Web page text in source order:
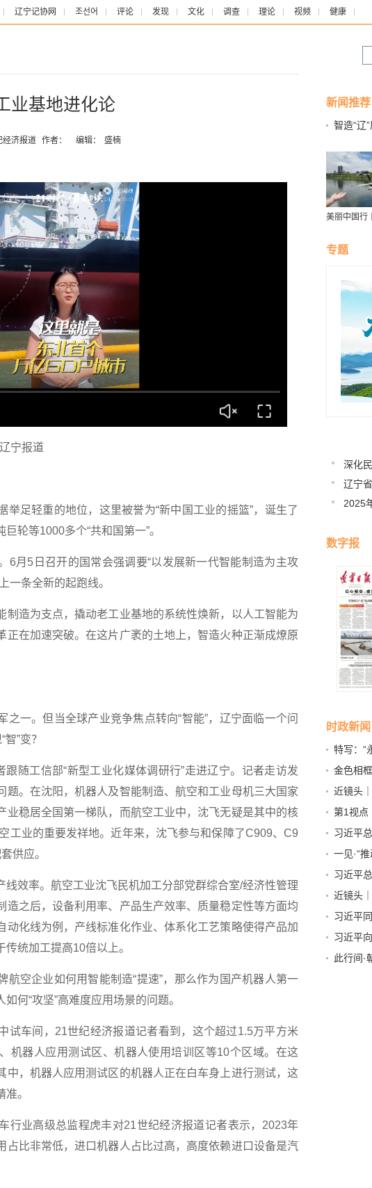
辽宁记协网 조선어 评论 发现 文化 调查 理论 视频 健康
业基地进化论
经济报道 作者： 编辑： 盛楠
宁报道
足轻重的地位，这里被誉为“新中国工业的摇篮”，诞生了
轮等1000多个“共和国第一”。
5日召开的国常会强调要“以发展新一代智能制造为主攻
一条全新的起跑线。
造为支点，撬动老工业基地的系统性焕新，以人工智能为
正在加速突破。在这片广袤的土地上，智造火种正渐成燎原
一。但当全球产业竞争焦点转向“智能”，辽宁面临一个问
”变？
工信部“新型工业化媒体调研行”走进辽宁。记者走访发
题。在沈阳，机器人及智能制造、航空和工业母机三大国家
业稳居全国第一梯队，而航空工业中，沈飞无疑是其中的核
工业的重要发祥地。近年来，沈飞参与和保障了C909、C9
供应。
效率。航空工业沈飞民机加工分部党群综合室/经济性管理
造之后，设备利用率、产品生产效率、质量稳定性等方面均
动化线为例，产线标准化作业、体系化工艺策略使得产品加
统加工提高10倍以上。
空企业如何用智能制造“提速”，那么作为国产机器人第一
何“攻坚”高难度应用场景的问题。
车间，21世纪经济报道记者看到，这个超过1.5万平方米
机器人应用测试区、机器人使用培训区等10个区域。在这
中，机器人应用测试区的机器人正在白车身上进行测试，这
。
业高级总监程虎丰对21世纪经济报道记者表示，2023年
占比非常低，进口机器人占比过高，高度依赖进口设备是汽
新闻推荐
智造“辽
美丽中国行
生态走廊
专题
深化
辽宁
2025
数字报
时政新闻
特写：“
金色相
近镜头
第1视点
习近平
篇章
一见·“
习近平
近镜头
习近平
贺电
习近平
此行间·